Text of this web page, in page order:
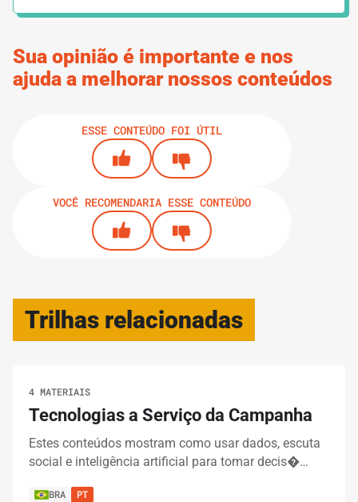
aborto nas eleições municipais
8. GUIAS 15 MINUTOS
6 MINUTOS
Trabalhando em rede
IMPRIMIR TRILHA
Sua opinião é importante e nos
ajuda a melhorar nossos conteúdos
ESSE CONTEÚDO FOI ÚTIL
VOCÊ RECOMENDARIA ESSE CONTEÚDO
Trilhas relacionadas
4 MATERIAIS
Tecnologias a Serviço da Campanha
Estes conteúdos mostram como usar dados, escuta
social e inteligência artificial para tomar decis�…
BRA PT